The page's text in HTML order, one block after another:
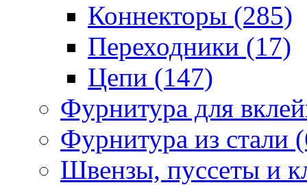
Коннекторы (285)
Переходники (17)
Цепи (147)
Фурнитура для
Фурнитура из стали
Швензы, пуссеты и